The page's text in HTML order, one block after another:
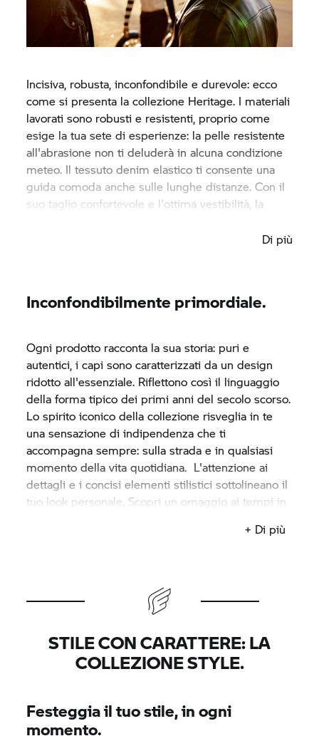
Incisiva, robusta, inconfondibile e durevole: ecco
come si presenta la collezione Heritage. I materiali
lavorati sono robusti e resistenti, proprio come
esige la tua sete di esperienze: la pelle resistente
all'abrasione non ti deluderà in alcuna condizione
meteo. Il tessuto denim elastico ti consente una
guida comoda anche sulle lunghe distanze. Con il
suo taglio confortevole e l'ottima vestibilità, la
Di più
Inconfondibilmente primordiale.
Ogni prodotto racconta la sua storia: puri e
autentici, i capi sono caratterizzati da un design
ridotto all'essenziale. Riflettono così il linguaggio
della forma tipico dei primi anni del secolo scorso.
Lo spirito iconico della collezione risveglia in te
una sensazione di indipendenza che ti
accompagna sempre: sulla strada e in qualsiasi
momento della vita quotidiana. L'attenzione ai
dettagli e i concisi elementi stilistici sottolineano il
tuo look personale. Scopri un omaggio ai tempi in
+ Di più
STILE CON CARATTERE: LA
COLLEZIONE STYLE.
Festeggia il tuo stile, in ogni
momento.